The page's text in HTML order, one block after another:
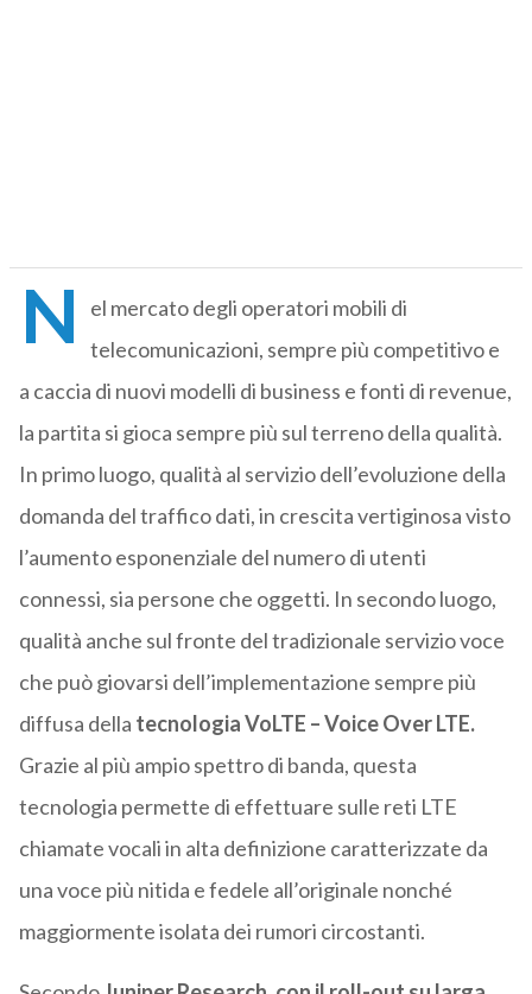
N
el mercato degli operatori mobili di
telecomunicazioni, sempre più competitivo e
a caccia di nuovi modelli di business e fonti di revenue,
la partita si gioca sempre più sul terreno della qualità.
In primo luogo, qualità al servizio dell’evoluzione della
domanda del traffico dati, in crescita vertiginosa visto
l’aumento esponenziale del numero di utenti
connessi, sia persone che oggetti. In secondo luogo,
qualità anche sul fronte del tradizionale servizio voce
che può giovarsi dell’implementazione sempre più
diffusa della tecnologiaVoLTE – Voice Over LTE.
Grazie al più ampio spettro di banda, questa
tecnologia permette di effettuare sulle reti LTE
chiamate vocali in alta definizione caratterizzate da
una voce più nitida e fedele all’originale nonché
maggiormente isolata dei rumori circostanti.